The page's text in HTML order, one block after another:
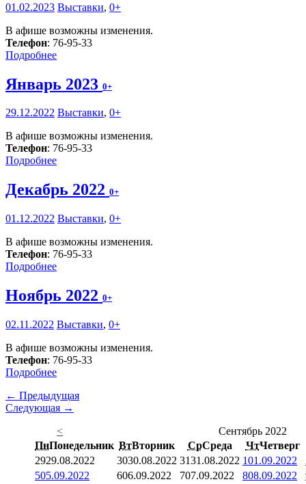
01.02.2023 Выставки, 0+
В афише возможны изменения.
Телефон: 76-95-33
Подробнее
Январь 2023 0+
29.12.2022 Выставки, 0+
В афише возможны изменения.
Телефон: 76-95-33
Подробнее
Декабрь 2022 0+
01.12.2022 Выставки, 0+
В афише возможны изменения.
Телефон: 76-95-33
Подробнее
Ноябрь 2022 0+
02.11.2022 Выставки, 0+
В афише возможны изменения.
Телефон: 76-95-33
Подробнее
← Предыдущая
Следующая →
<
Сентябрь 2022
ПнПонедельник ВтВторник СрСреда ЧтЧетверг
2929.08.2022 3030.08.2022 3131.08.2022 101.09.2022
505.09.2022 606.09.2022 707.09.2022 808.09.2022